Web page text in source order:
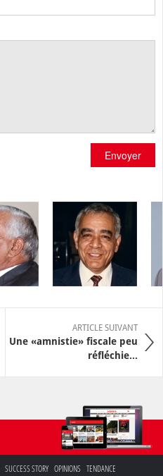
Envoyer
ARTICLE SUIVANT
Une «amnistie» fiscale peu
réfléchie…
SUCCESS STORY OPINIONS TENDANCE